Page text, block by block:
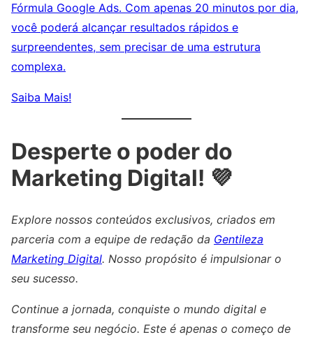
Fórmula Google Ads. Com apenas 20 minutos por dia,
você poderá alcançar resultados rápidos e
surpreendentes, sem precisar de uma estrutura
complexa.
Saiba Mais!
Desperte o poder do
Marketing Digital! 💜
Explore nossos conteúdos exclusivos, criados em
parceria com a equipe de redação da Gentileza
Marketing Digital. Nosso propósito é impulsionar o
seu sucesso.
Continue a jornada, conquiste o mundo digital e
transforme seu negócio. Este é apenas o começo de